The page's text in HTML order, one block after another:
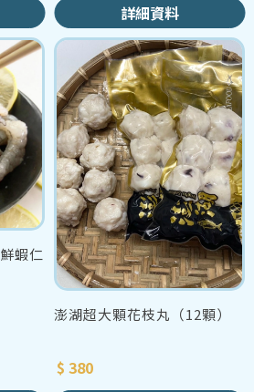
詳細資料
蝦仁
澎湖超大顆花枝丸（12顆）
$ 380